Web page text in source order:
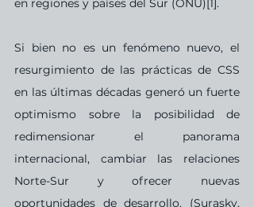
en regiones y países del Sur (ONU)[1].
Si bien no es un fenómeno nuevo, el
resurgimiento de las prácticas de CSS
en las últimas décadas generó un fuerte
optimismo sobre la posibilidad de
redimensionar el panorama
internacional, cambiar las relaciones
Norte-Sur y ofrecer nuevas
oportunidades de desarrollo. (Surasky,